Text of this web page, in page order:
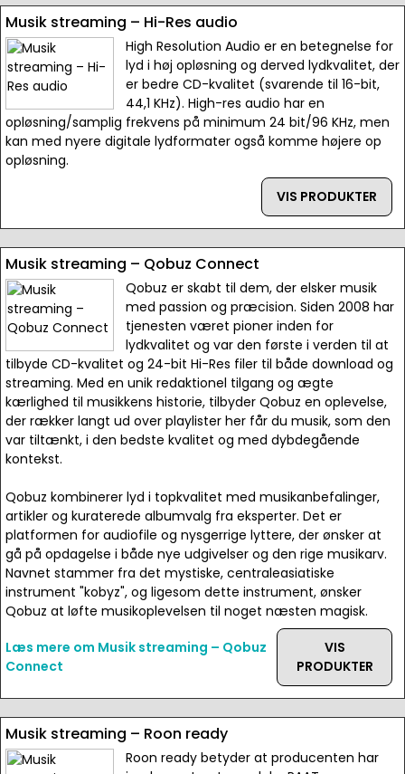
Musik streaming – Hi-Res audio
High Resolution Audio er en betegnelse for
lyd i høj opløsning og derved lydkvalitet, der
er bedre CD-kvalitet (svarende til 16-bit,
44,1 KHz). High-res audio har en
opløsning/samplig frekvens på minimum 24 bit/96 KHz, men
kan med nyere digitale lydformater også komme højere op
opløsning.
VIS PRODUKTER
Musik streaming – Qobuz Connect
Qobuz er skabt til dem, der elsker musik
med passion og præcision. Siden 2008 har
tjenesten været pioner inden for
lydkvalitet og var den første i verden til at
tilbyde CD-kvalitet og 24-bit Hi-Res filer til både download og
streaming. Med en unik redaktionel tilgang og ægte
kærlighed til musikkens historie, tilbyder Qobuz en oplevelse,
der rækker langt ud over playlister her får du musik, som den
var tiltænkt, i den bedste kvalitet og med dybdegående
kontekst.
Qobuz kombinerer lyd i topkvalitet med musikanbefalinger,
artikler og kuraterede albumvalg fra eksperter. Det er
platformen for audiofile og nysgerrige lyttere, der ønsker at
gå på opdagelse i både nye udgivelser og den rige musikarv.
Navnet stammer fra det mystiske, centraleasiatiske
instrument "kobyz", og ligesom dette instrument, ønsker
Qobuz at løfte musikoplevelsen til noget næsten magisk.
Læs mere om Musik streaming – Qobuz
Connect
VIS
PRODUKTER
Musik streaming – Roon ready
Roon ready betyder at producenten har